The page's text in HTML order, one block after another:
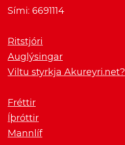
Sími: 6691114
Ritstjóri
Auglýsingar
Viltu styrkja Akureyri.net?
Fréttir
Íþróttir
Mannlíf